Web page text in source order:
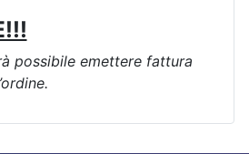
possibile emettere fattura